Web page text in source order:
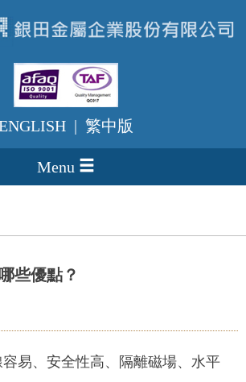
| 繁中版
Menu
些優點？
易、安全性高、隔離磁場、水平